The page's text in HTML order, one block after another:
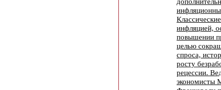
инфляцией,
повышении
целью
спроса,
росту
рецессии.
экономисты